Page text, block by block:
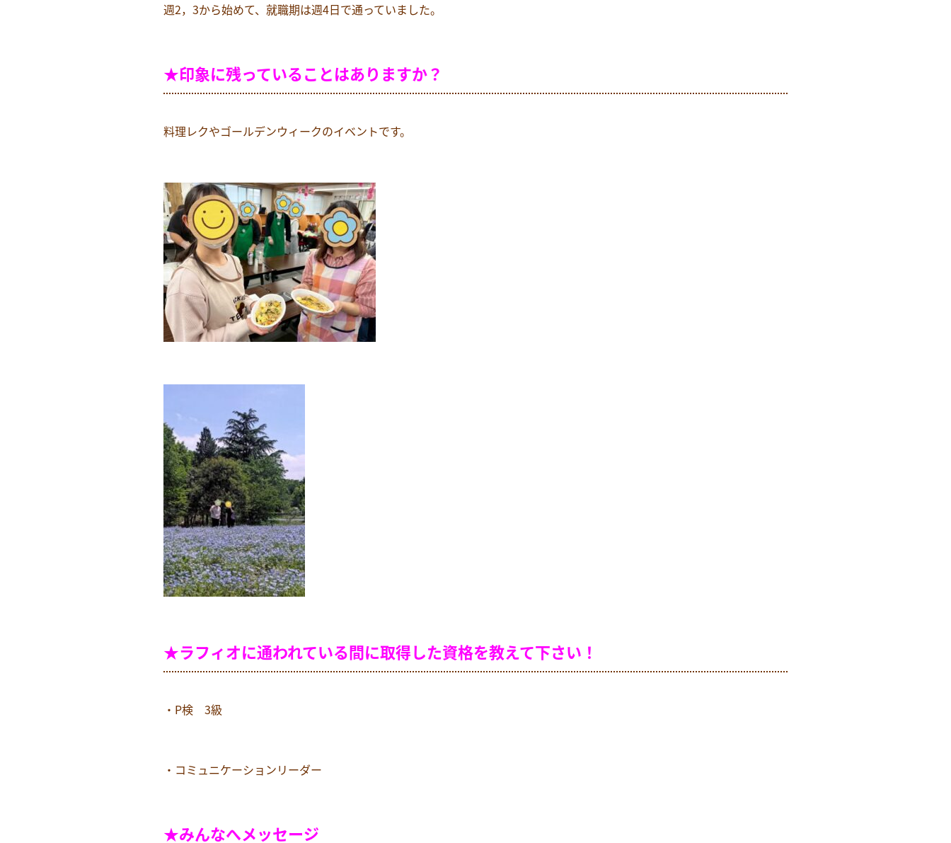
週2，3から始めて、就職期は週4日で通っていました。
★印象に残っていることはありますか？
料理レクやゴールデンウィークのイベントです。
★ラフィオに通われている間に取得した資格を教えて下さい！
・P検 3級
・コミュニケーションリーダー
★みんなへメッセージ